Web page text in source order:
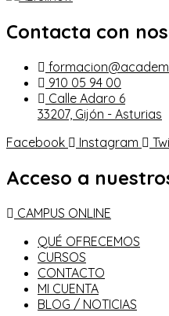
Contacta con
910 05 94 00
Calle Adaro 6
33207, Gijón - Asturias
Facebook
Instagram
Acceso a
CAMPUS ONLINE
QUÉ OFRECEMOS
CURSOS
CONTACTO
MI CUENTA
BLOG / NOTICIAS